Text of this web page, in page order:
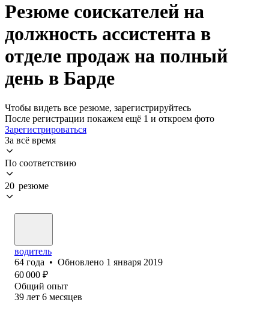
Резюме соискателей на
должность ассистента в
отделе продаж на полный
день в Барде
Чтобы видеть все резюме, зарегистрируйтесь
После регистрации покажем ещё 1 и откроем фото
Зарегистрироваться
За всё время
По соответствию
20 резюме
водитель
64 года • Обновлено 1 января 2019
60 000 ₽
Общий опыт
39 лет 6 месяцев